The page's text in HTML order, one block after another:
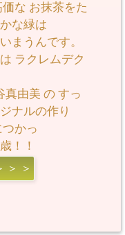
な お抹茶をた
な緑は
まうんです。
ラクレムデク
真由美 の すっ
ナルの作り
かっ
！！
＞＞